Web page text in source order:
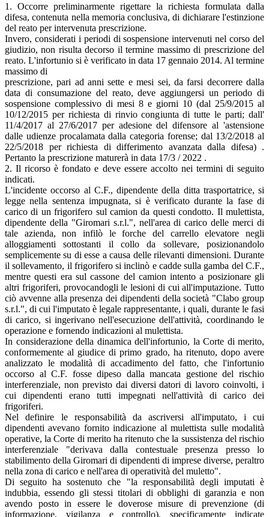
1. Occorre preliminarmente rigettare la richiesta formulata dalla
difesa, contenuta nella memoria conclusiva, di dichiarare l'estinzione
del reato per intervenuta prescrizione.
Invero, considerati i periodi di sospensione intervenuti nel corso del
giudizio, non risulta decorso il termine massimo di prescrizione del
reato. L'infortunio si è verificato in data 17 gennaio 2014. Al termine
massimo di
prescrizione, pari ad anni sette e mesi sei, da farsi decorrere dalla
data di consumazione del reato, deve aggiungersi un periodo di
sospensione complessivo di mesi 8 e giorni 10 (dal 25/9/2015 al
10/12/2015 per richiesta di rinvio congiunta di tutte le parti; dall'
11/4/2017 al 27/6/2017 per adesione del difensore al 'astensione
dalle udienze procalamata dalla categoria forense; dal 13/2/2018 al
22/5/2018 per richiesta di differimento avanzata dalla difesa) .
Pertanto la prescrizione maturerà in data 17/3 / 2022 .
2. Il ricorso è fondato e deve essere accolto nei termini di seguito
indicati.
L'incidente occorso al C.F., dipendente della ditta trasportatrice, si
legge nella sentenza impugnata, si è verificato durante la fase di
carico di un frigorifero sul camion da questi condotto. Il mulettista,
dipendente della "Giromari s.r.l.", nell'area di carico delle merci di
tale azienda, non infilò le forche del carrello elevatore negli
alloggiamenti sottostanti il collo da sollevare, posizionandolo
semplicemente su di esse a causa delle rilevanti dimensioni. Durante
il sollevamento, il frigorifero si inclinò e cadde sulla gamba del C.F.,
mentre questi era sul cassone del camion intento a posizionare gli
altri frigoriferi, provocandogli le lesioni di cui all'imputazione. Tutto
ciò avvenne alla presenza dei dipendenti della società "Clabo group
s.r.l.", di cui l'imputato è legale rappresentante, i quali, durante le fasi
di carico, si ingerivano nell'esecuzione dell'attività, coordinando le
operazione e fornendo indicazioni al mulettista.
In considerazione della dinamica dell'infortunio, la Corte di merito,
conformemente al giudice di primo grado, ha ritenuto, dopo avere
analizzato le modalità di accadimento del fatto, che l'infortunio
occorso al C.F. fosse dipeso dalla mancata gestione del rischio
interferenziale, non previsto dai diversi datori di lavoro coinvolti, i
cui dipendenti erano tutti impegnati nell'attività di carico dei
frigoriferi.
Nel definire le responsabilità da ascriversi all'imputato, i cui
dipendenti avevano fornito indicazione al mulettista sulle modalità
operative, la Corte di merito ha ritenuto che la sussistenza del rischio
interferenziale "derivava dalla contestuale presenza presso lo
stabilimento della Giromari di dipendenti di imprese diverse, peraltro
nella zona di carico e nell'area di operatività del muletto".
Di seguito ha sostenuto che "la responsabilità degli imputati è
indubbia, essendo gli stessi titolari di obblighi di garanzia e non
avendo posto in essere le doverose misure di prevenzione (di
informazione, vigilanza e controllo), specificamente indicate